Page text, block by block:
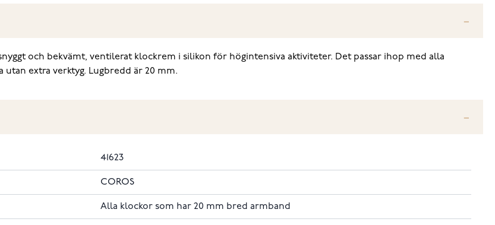
snyggt och bekvämt, ventilerat klockrem i silikon för högintensiva aktiviteter. Det passar ihop med alla
utan extra verktyg. Lugbredd är 20 mm.
41623
COROS
Alla klockor som har 20 mm bred armband